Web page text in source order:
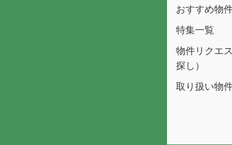
おすすめ物
特集一覧
物件リクエ
探し）
取り扱い物